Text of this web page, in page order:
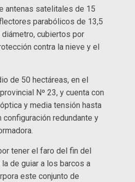
antenas satelitales de 15
parabólicos de 13,5
cubiertos por
contra la nieve y el
de 50 hectáreas, en el
Nº 23, y cuenta con
y media tensión hasta
configuración redundante y
tener el faro del fin del
de guiar a los barcos a
este conjunto de